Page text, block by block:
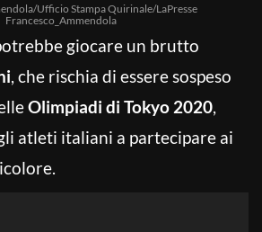
Ufficio Stampa Quirinale/LaPresse
Francesco_Ammendola
giocare un brutto
, che rischia di essere sospeso
Olimpiadi di Tokyo 2020,
atleti italiani a partecipare ai